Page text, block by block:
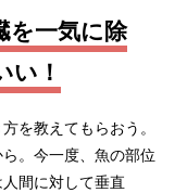
を一気に除
い！
を教えてもらおう。
。今一度、魚の部位
間に対して垂直